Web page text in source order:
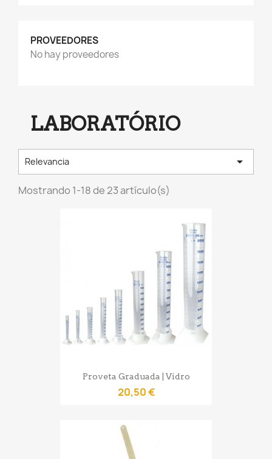
PROVEEDORES
No hay proveedores
LABORATÓRIO
Relevancia 
Mostrando 1-18 de 23 artículo(s)
Proveta Graduada | Vidro
20,50 €